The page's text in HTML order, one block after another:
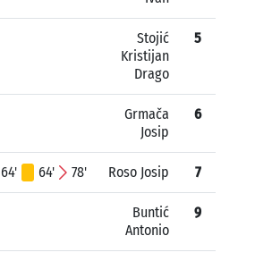
Stojić
Kristijan
Drago
5
Grmača
Josip
6
64' 64' 78' Roso Josip 7
Buntić
Antonio
9